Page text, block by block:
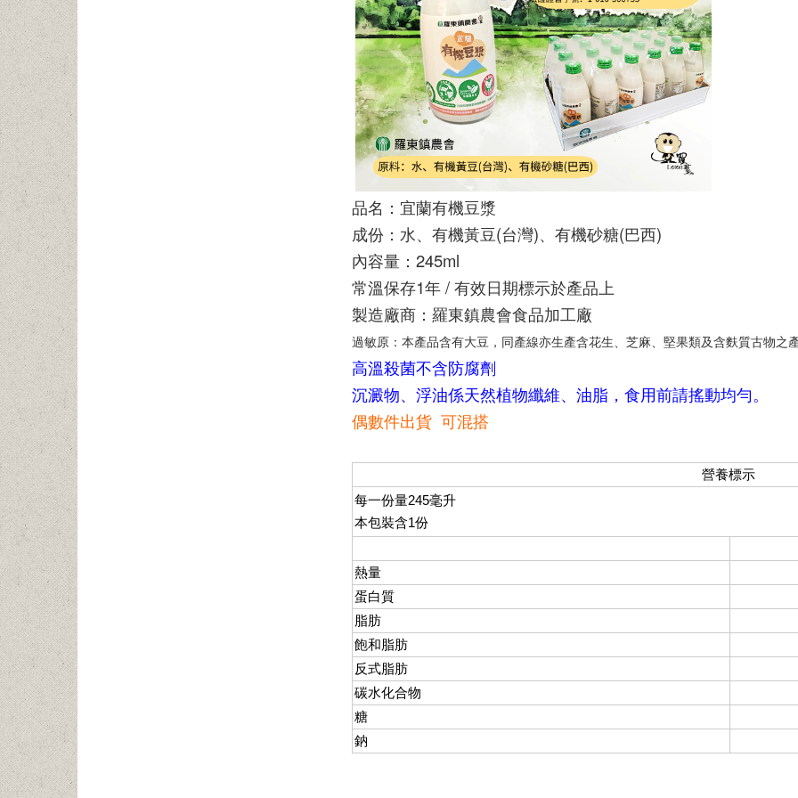
品名：宜蘭有機豆漿
成份：水、有機黃豆(台灣)、有機砂糖(巴西)
內容量：245ml
常溫保存1年 / 有效日期標示於產品上
製造廠商：羅東鎮農會食品加工廠
過敏原：本產品含有大豆，同產線亦生產含花生、芝麻、堅果類及含麩質古物之
高溫殺菌不含防腐劑
沉澱物、浮油係天然植物纖維、油脂，食用前請搖動均勻。
偶數件出貨 可混搭
營養標示
每一份量245毫升
本包裝含1份
熱量
蛋白質
脂肪
飽和脂肪
反式脂肪
碳水化合物
糖
鈉